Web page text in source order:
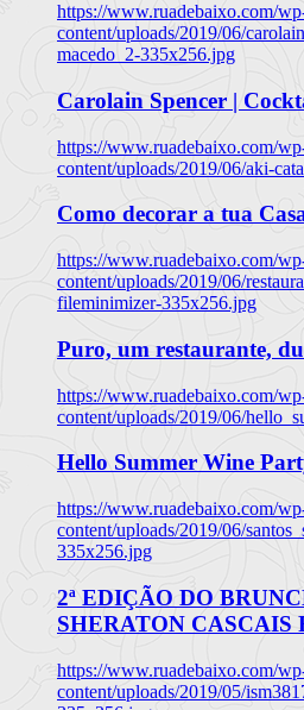
https://www.ruadebaixo.com/
content/uploads/2019/06/
macedo_2-335x256.jpg
Carolain Spencer |
https://www.ruadebaixo.com/
content/uploads/2019/06/aki-
Como decorar a tua
https://www.ruadebaixo.com/
content/uploads/2019/06/
fileminimizer-335x256.jpg
Puro, um restaurante,
https://www.ruadebaixo.com/
content/uploads/2019/06/
Hello Summer Wine
https://www.ruadebaixo.com/
content/uploads/2019/06/
335x256.jpg
2ª EDIÇÃO DO
SHERATON CASCAIS
https://www.ruadebaixo.com/
content/uploads/2019/05/